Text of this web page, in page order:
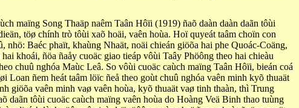
maïng Song Thaäp naêm Taân Hôïi (1919) ñaõ daàn daàn daãn tôùi
töø chính trò tôùi xaõ hoäi, vaên hoùa. Hoï quyeát taâm choïn con
Baéc phaït, khaùng Nhaät, noäi chieán giöõa hai phe Quoác-Coäng,
khoái, ñöa ñaåy cuoäc giao tieáp vôùi Taây Phöông theo hai chieàu
chuû nghóa Maùc Leâ. So vôùi cuoäc caùch maïng Taân Hôïi, bieán coá
Loan ñem heát taâm löïc ñeå theo goùt chuû nghóa vaên minh kyõ thuaät
giöõa vaên minh vaø vaên hoùa, kyõ thuaät vaø tinh thaàn, thì Trung
daãn tôùi cuoäc caùch maïng vaên hoùa do Hoàng Veä Binh thao tuùng